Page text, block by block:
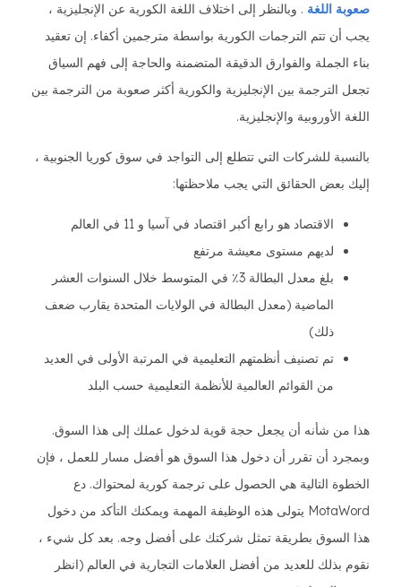
صعوبة اللغة . وبالنظر إلى اختلاف اللغة الكورية عن الإنجليزية ،
يجب أن تتم الترجمات الكورية بواسطة مترجمين أكفاء. إن تعقيد
بناء الجملة والفوارق الدقيقة المتضمنة والحاجة إلى فهم السياق
تجعل الترجمة بين الإنجليزية والكورية أكثر صعوبة من الترجمة بين
اللغة الأوروبية والإنجليزية.
بالنسبة للشركات التي تتطلع إلى التواجد في سوق كوريا الجنوبية ،
إليك بعض الحقائق التي يجب ملاحظتها:
الاقتصاد هو رابع أكبر اقتصاد في آسيا و 11 في العالم
لديهم مستوى معيشة مرتفع
بلغ معدل البطالة 3٪ في المتوسط خلال السنوات العشر
الماضية (معدل البطالة في الولايات المتحدة يقارب ضعف
ذلك)
تم تصنيف أنظمتهم التعليمية في المرتبة الأولى في العديد
من القوائم العالمية للأنظمة التعليمية حسب البلد
هذا من شأنه أن يجعل حجة قوية لدخول عملك إلى هذا السوق.
وبمجرد أن تقرر أن دخول هذا السوق هو أفضل مسار للعمل ، فإن
الخطوة التالية هي الحصول على ترجمة كورية لمحتواك. دع
MotaWord يتولى هذه الوظيفة المهمة ويمكنك التأكد من دخول
هذا السوق بطريقة تمثل شركتك على أفضل وجه. بعد كل شيء ،
نقوم بذلك للعديد من أفضل العلامات التجارية في العالم (انظر